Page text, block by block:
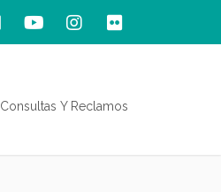
Consultas Y Reclamos